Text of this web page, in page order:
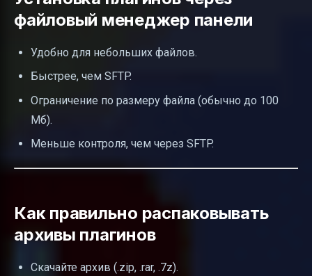
файловый менеджер панели
Удобно для небольших файлов.
Быстрее, чем SFTP.
Ограничение по размеру файла (обычно до 100
Мб).
Меньше контроля, чем через SFTP.
Как правильно распаковывать
архивы плагинов
Скачайте архив (.zip, .rar, .7z).